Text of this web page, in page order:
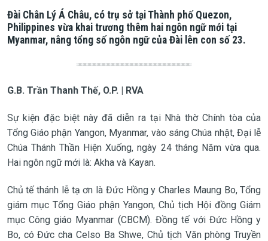
Đài Chân Lý Á Châu, có trụ sở tại Thành phố Quezon,
Philippines vừa khai trương thêm hai ngôn ngữ mới tại
Myanmar, nâng tổng số ngôn ngữ của Đài lên con số 23.
G.B. Trần Thanh Thế, O.P. | RVA
Sự kiện đặc biệt này đã diễn ra tại Nhà thờ Chính tòa của
Tổng Giáo phận Yangon, Myanmar, vào sáng Chúa nhật, Đại lễ
Chúa Thánh Thần Hiện Xuống, ngày 24 tháng Năm vừa qua.
Hai ngôn ngữ mới là: Akha và Kayan.
Chủ tế thánh lễ tạ ơn là Đức Hồng y Charles Maung Bo, Tổng
giám mục Tổng Giáo phận Yangon, Chủ tịch Hội đồng Giám
mục Công giáo Myanmar (CBCM). Đồng tế với Đức Hồng y
Bo, có Đức cha Celso Ba Shwe, Chủ tịch Văn phòng Truyền